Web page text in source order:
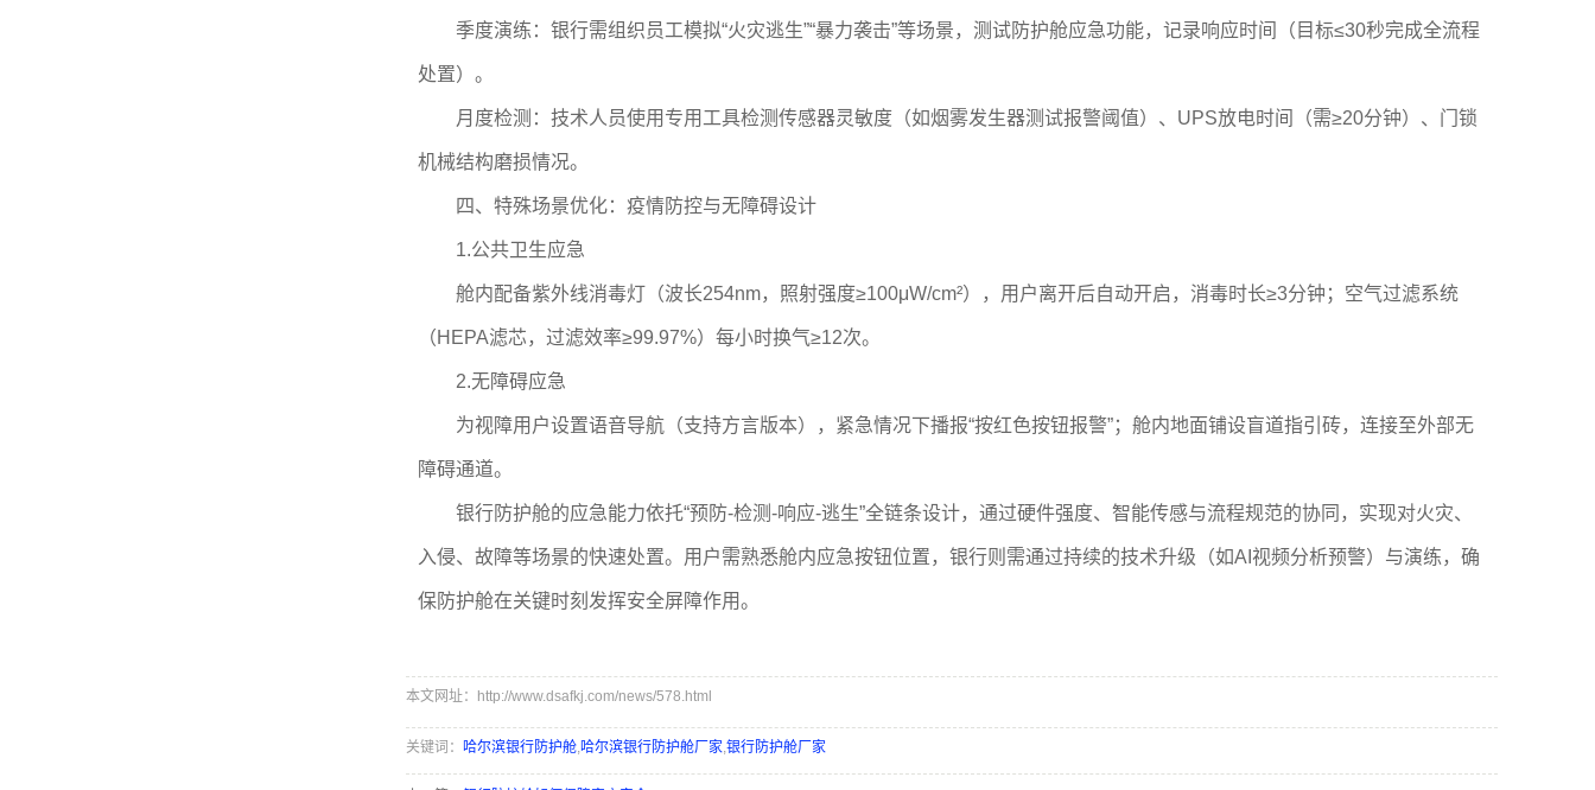
季度演练：银行需组织员工模拟“火灾逃生”“暴力袭击”等场景，测试防护舱应急功能，记录响应时间（目标≤30秒完成全流程
处置）。
月度检测：技术人员使用专用工具检测传感器灵敏度（如烟雾发生器测试报警阈值）、UPS放电时间（需≥20分钟）、门锁
机械结构磨损情况。
四、特殊场景优化：疫情防控与无障碍设计
1.公共卫生应急
舱内配备紫外线消毒灯（波长254nm，照射强度≥100μW/cm²），用户离开后自动开启，消毒时长≥3分钟；空气过滤系统
（HEPA滤芯，过滤效率≥99.97%）每小时换气≥12次。
2.无障碍应急
为视障用户设置语音导航（支持方言版本），紧急情况下播报“按红色按钮报警”；舱内地面铺设盲道指引砖，连接至外部无
障碍通道。
银行防护舱的应急能力依托“预防-检测-响应-逃生”全链条设计，通过硬件强度、智能传感与流程规范的协同，实现对火灾、
入侵、故障等场景的快速处置。用户需熟悉舱内应急按钮位置，银行则需通过持续的技术升级（如AI视频分析预警）与演练，确
保防护舱在关键时刻发挥安全屏障作用。
本文网址：http://www.dsafkj.com/news/578.html
关键词： 哈尔滨银行防护舱,哈尔滨银行防护舱厂家,银行防护舱厂家